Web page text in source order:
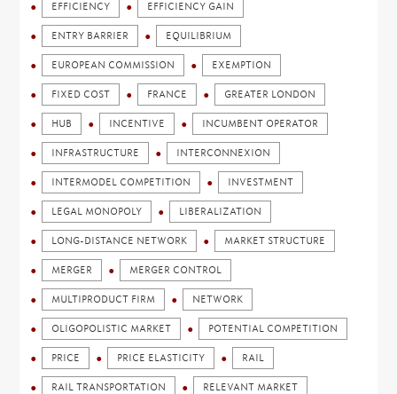
EFFICIENCY EFFICIENCY GAIN
ENTRY BARRIER EQUILIBRIUM
EUROPEAN COMMISSION EXEMPTION
FIXED COST FRANCE GREATER LONDON
HUB INCENTIVE INCUMBENT OPERATOR
INFRASTRUCTURE INTERCONNEXION
INTERMODEL COMPETITION INVESTMENT
LEGAL MONOPOLY LIBERALIZATION
LONG-DISTANCE NETWORK MARKET STRUCTURE
MERGER MERGER CONTROL
MULTIPRODUCT FIRM NETWORK
OLIGOPOLISTIC MARKET POTENTIAL COMPETITION
PRICE PRICE ELASTICITY RAIL
RAIL TRANSPORTATION RELEVANT MARKET